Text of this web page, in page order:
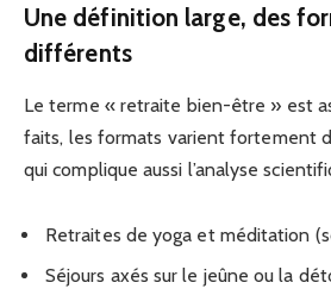
Une définition large, des
différents
Le terme « retraite bien-être » est
faits, les formats varient fortement
qui complique aussi l’analyse
Retraites de yoga et méditation
Séjours axés sur le jeûne ou la